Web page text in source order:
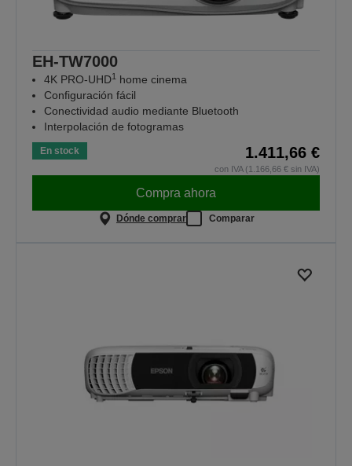
EH-TW7000
4K PRO-UHD1 home cinema
Configuración fácil
Conectividad audio mediante Bluetooth
Interpolación de fotogramas
En stock 1.411,66 €
con IVA (1.166,66 € sin IVA)
Compra ahora
Dónde comprar Comparar